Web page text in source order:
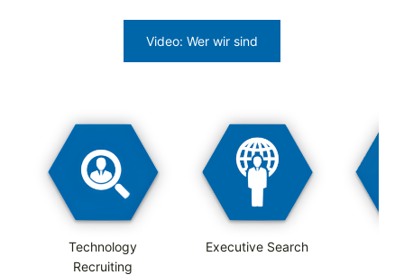
Video: Wer wir sind
Technology
Recruiting
Executive Search